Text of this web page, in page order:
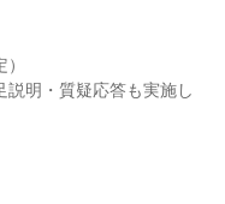
明・質疑応答も実施し